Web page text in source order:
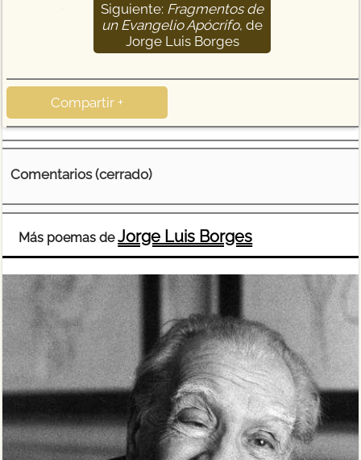
Siguiente: Fragmentos de
un Evangelio Apócrifo, de
Jorge Luis Borges
Compartir +
Comentarios (cerrado)
Más poemas deJorge Luis Borges